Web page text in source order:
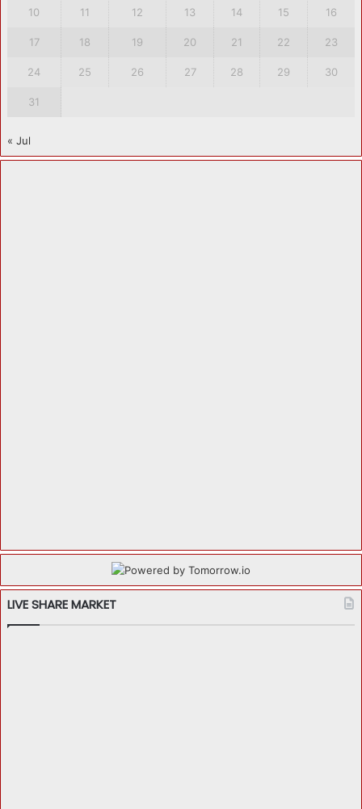
10 11 12 13 14 15 16
17 18 19 20 21 22 23
24 25 26 27 28 29 30
31
« Jul
LIVE SHARE MARKET